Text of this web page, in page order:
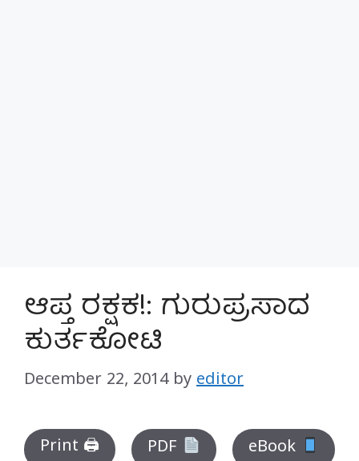
ಆಪ್ತ ರಕ್ಷಕ!: ಗುರುಪ್ರಸಾದ
ಕುರ್ತಕೋಟಿ
December 22, 2014 by editor
Print 🖨 PDF eBook